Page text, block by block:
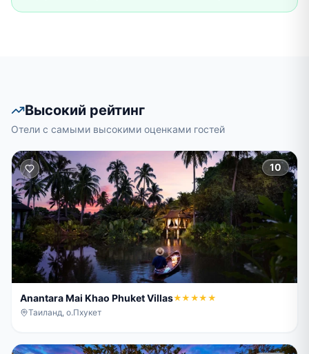
Высокий рейтинг
Отели с самыми высокими оценками гостей
10
Anantara Mai Khao Phuket Villas★★★★★
Таиланд, о.Пхукет